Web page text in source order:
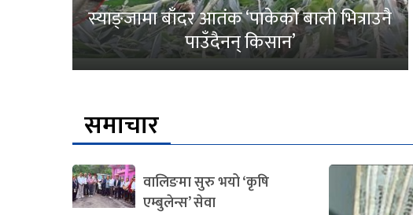
स्याङ्जामा बाँदर आतंक ‘पाकेको बाली भित्राउनै
पाउँदैनन् किसान’
समाचार
वालिङमा सुरु भयो ‘कृषि
एम्बुलेन्स’ सेवा